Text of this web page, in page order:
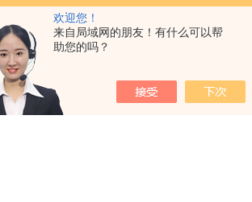
欢迎您！
来自局域网的朋友！有什么可以帮
助您的吗？